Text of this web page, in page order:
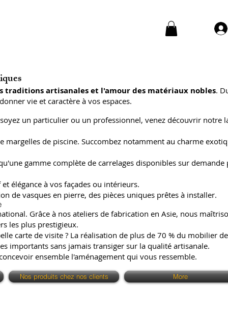
traditions artisanales et l'amour des matériaux nobles.
vie et caractère à vos espaces.
un particulier ou un professionnel, venez découvrir notre
margelles de piscine. Succombez notamment au charme
gamme complète de carrelages disponibles sur demande
élégance à vos façades ou intérieurs.
de vasques en pierre, des pièces uniques prêtes à installer.
Grâce à nos ateliers de fabrication en Asie, nous
les plus prestigieux.
carte de visite ? La réalisation de plus de 70 % du mobilier
importants sans jamais transiger sur la qualité artisanale.
ensemble l'aménagement qui vous ressemble.
Nos produits chez nos clients More